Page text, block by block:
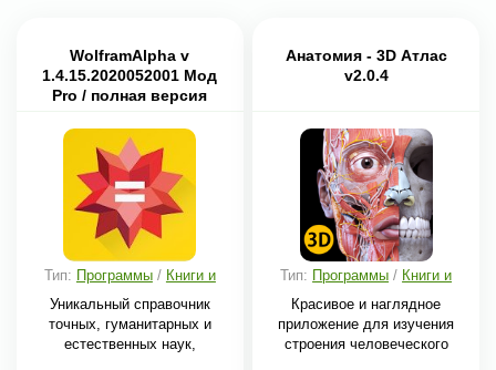
WolframAlpha v
1.4.15.2020052001 Мод
Pro / полная версия
Тип: Программы/ Книги и
Уникальный справочник
точных, гуманитарных и
естественных наук,
Анатомия - 3D Атлас
v2.0.4
Тип: Программы / Книги и
Красивое и наглядное
приложение для изучения
строения человеческого